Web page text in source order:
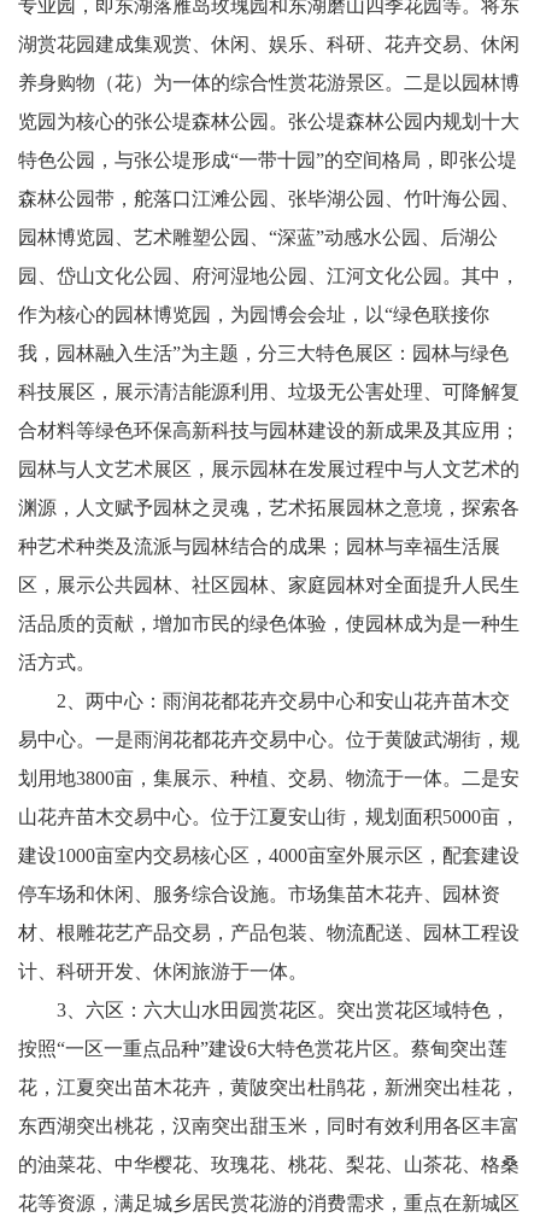
专业园，即东湖落雁岛玫瑰园和东湖磨山四季花园等。将东
湖赏花园建成集观赏、休闲、娱乐、科研、花卉交易、休闲
养身购物（花）为一体的综合性赏花游景区。二是以园林博
览园为核心的张公堤森林公园。张公堤森林公园内规划十大
特色公园，与张公堤形成“一带十园”的空间格局，即张公堤
森林公园带，舵落口江滩公园、张毕湖公园、竹叶海公园、
园林博览园、艺术雕塑公园、“深蓝”动感水公园、后湖公
园、岱山文化公园、府河湿地公园、江河文化公园。其中，
作为核心的园林博览园，为园博会会址，以“绿色联接你
我，园林融入生活”为主题，分三大特色展区：园林与绿色
科技展区，展示清洁能源利用、垃圾无公害处理、可降解复
合材料等绿色环保高新科技与园林建设的新成果及其应用；
园林与人文艺术展区，展示园林在发展过程中与人文艺术的
渊源，人文赋予园林之灵魂，艺术拓展园林之意境，探索各
种艺术种类及流派与园林结合的成果；园林与幸福生活展
区，展示公共园林、社区园林、家庭园林对全面提升人民生
活品质的贡献，增加市民的绿色体验，使园林成为是一种生
活方式。
2、两中心：雨润花都花卉交易中心和安山花卉苗木交
易中心。一是雨润花都花卉交易中心。位于黄陂武湖街，规
划用地3800亩，集展示、种植、交易、物流于一体。二是安
山花卉苗木交易中心。位于江夏安山街，规划面积5000亩，
建设1000亩室内交易核心区，4000亩室外展示区，配套建设
停车场和休闲、服务综合设施。市场集苗木花卉、园林资
材、根雕花艺产品交易，产品包装、物流配送、园林工程设
计、科研开发、休闲旅游于一体。
3、六区：六大山水田园赏花区。突出赏花区域特色，
按照“一区一重点品种”建设6大特色赏花片区。蔡甸突出莲
花，江夏突出苗木花卉，黄陂突出杜鹃花，新洲突出桂花，
东西湖突出桃花，汉南突出甜玉米，同时有效利用各区丰富
的油菜花、中华樱花、玫瑰花、桃花、梨花、山茶花、格桑
花等资源，满足城乡居民赏花游的消费需求，重点在新城区